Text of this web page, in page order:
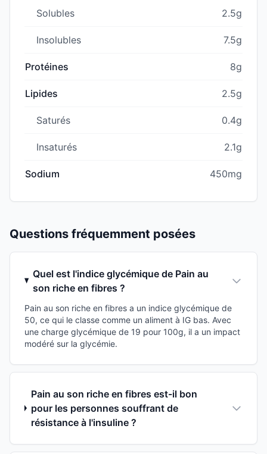
Solubles 2.5g
Insolubles 7.5g
Protéines 8g
Lipides 2.5g
Saturés 0.4g
Insaturés 2.1g
Sodium 450mg
Questions fréquemment posées
Quel est l'indice glycémique de Pain au
son riche en fibres ?
Pain au son riche en fibres a un indice glycémique de
50, ce qui le classe comme un aliment à IG bas. Avec
une charge glycémique de 19 pour 100g, il a un impact
modéré sur la glycémie.
Pain au son riche en fibres est-il bon
pour les personnes souffrant de
résistance à l'insuline ?